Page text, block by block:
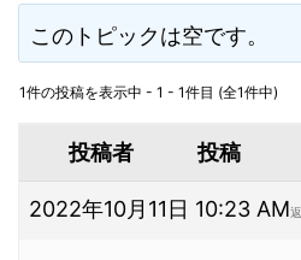
このトピックは空です。
1件の投稿を表示中 - 1 - 1件目 (全1件中)
投稿者 投稿
2022年10月11日 10:23 AM